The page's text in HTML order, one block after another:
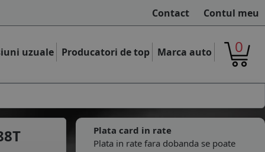
Contact Contul meu
uzuale Producatori de top Marca auto 0
Plata card in rate
Plata in rate fara dobanda se poate